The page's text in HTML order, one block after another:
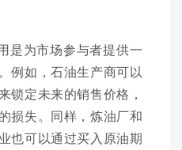
是为市场参与者提供一
例如，石油生产商可以
锁定未来的销售价格，
损失。同样，炼油厂和
也可以通过买入原油期